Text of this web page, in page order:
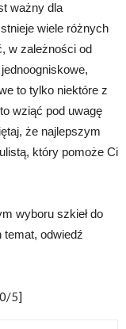
ważny dla
wiele różnych
w zależności od
to tylko niektóre z
wziąć pod uwagę
że najlepszym
który pomoże Ci
wyboru szkieł do
temat, odwiedź
5]